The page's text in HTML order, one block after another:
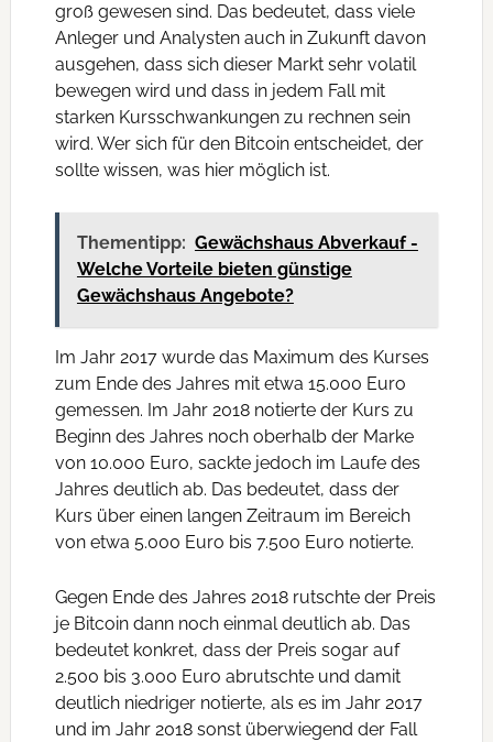
groß gewesen sind. Das bedeutet, dass viele
Anleger und Analysten auch in Zukunft davon
ausgehen, dass sich dieser Markt sehr volatil
bewegen wird und dass in jedem Fall mit
starken Kursschwankungen zu rechnen sein
wird. Wer sich für den Bitcoin entscheidet, der
sollte wissen, was hier möglich ist.
Thementipp: Gewächshaus Abverkauf -
Welche Vorteile bieten günstige
Gewächshaus Angebote?
Im Jahr 2017 wurde das Maximum des Kurses
zum Ende des Jahres mit etwa 15.000 Euro
gemessen. Im Jahr 2018 notierte der Kurs zu
Beginn des Jahres noch oberhalb der Marke
von 10.000 Euro, sackte jedoch im Laufe des
Jahres deutlich ab. Das bedeutet, dass der
Kurs über einen langen Zeitraum im Bereich
von etwa 5.000 Euro bis 7.500 Euro notierte.
Gegen Ende des Jahres 2018 rutschte der Preis
je Bitcoin dann noch einmal deutlich ab. Das
bedeutet konkret, dass der Preis sogar auf
2.500 bis 3.000 Euro abrutschte und damit
deutlich niedriger notierte, als es im Jahr 2017
und im Jahr 2018 sonst überwiegend der Fall